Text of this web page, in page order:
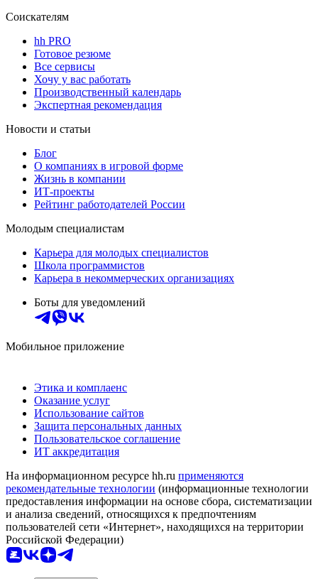
Соискателям
hh PRO
Готовое резюме
Все сервисы
Хочу у вас работать
Производственный календарь
Экспертная рекомендация
Новости и статьи
Блог
О компаниях в игровой форме
Жизнь в компании
ИТ-проекты
Рейтинг работодателей России
Молодым специалистам
Карьера для молодых специалистов
Школа программистов
Карьера в некоммерческих организациях
Боты для уведомлений
Мобильное приложение
Этика и комплаенс
Оказание услуг
Использование сайтов
Защита персональных данных
Пользовательское соглашение
ИТ аккредитация
На информационном ресурсе hh.ru применяются
рекомендательные технологии (информационные технологии
предоставления информации на основе сбора, систематизации
и анализа сведений, относящихся к предпочтениям
пользователей сети «Интернет», находящихся на территории
Российской Федерации)